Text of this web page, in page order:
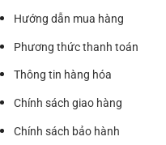
Hướng dẫn mua hàng
Phương thức thanh toán
Thông tin hàng hóa
Chính sách giao hàng
Chính sách bảo hành